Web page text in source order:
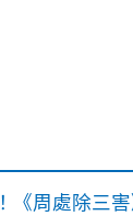
《周處除三